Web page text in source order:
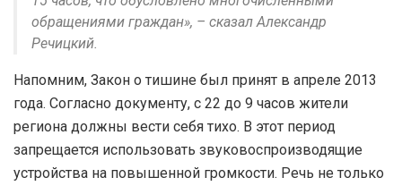
обращениями граждан», – сказал Александр
Речицкий.
Напомним, Закон о тишине был принят в апреле 2013
года. Согласно документу, с 22 до 9 часов жители
региона должны вести себя тихо. В этот период
запрещается использовать звуковоспроизводящие
устройства на повышенной громкости. Речь не только